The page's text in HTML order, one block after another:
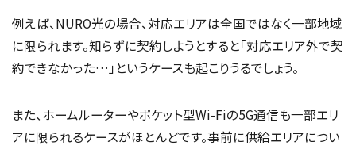
例えば、NURO光の場合、対応エリアは全国ではなく一部地域
に限られます。知らずに契約しようとすると「対応エリア外で契
約できなかった…」というケースも起こりうるでしょう。
また、ホームルーターやポケット型Wi-Fiの5G通信も一部エリ
アに限られるケースがほとんどです。事前に供給エリアについ